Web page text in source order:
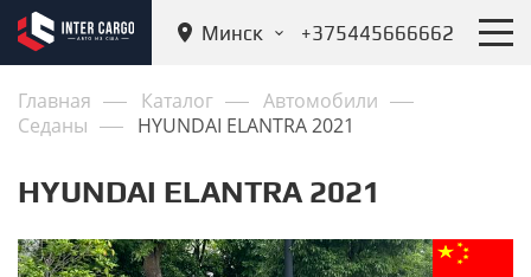
Минск +375445666662
Главная Каталог
Автомобили
Седаны
HYUNDAI ELANTRA 2021
HYUNDAI ELANTRA 2021